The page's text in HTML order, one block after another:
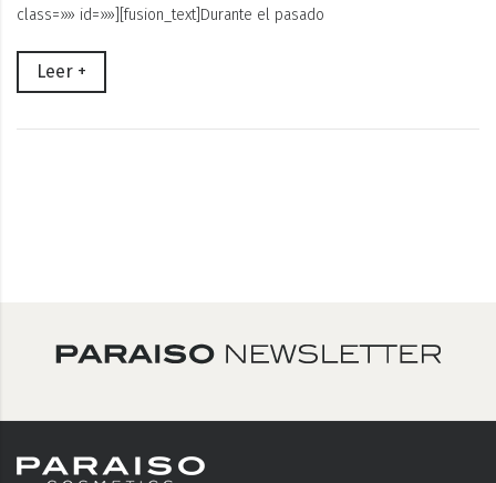
class=»» id=»»][fusion_text]Durante el pasado
Leer +